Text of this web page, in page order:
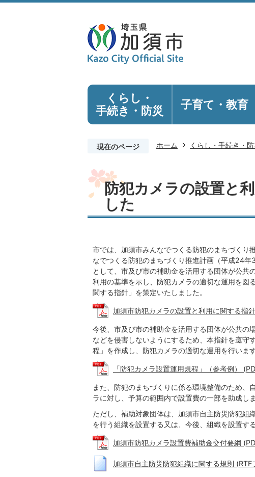
くらし・
手続き ・防災 子育て・教育
現在のページ ホーム くらし・手続き・防
防犯カメラの設置と
した
市では、加須市みんなでつくる防犯のまちづく
なでつくる防犯のまちづくり推進計画（平成24
として、市及び市の補助金を活用する団体が公
利用の基準を示し、防犯カメラの適切な運用を図
関する指針」を策定いたしました。
加須市防犯カメラの設置と利用に関する指
今後、市及び市の補助金を活用する団体が公共の
などを侵害しないようにするため、本指針を遵守
程」を作成し、防犯カメラの適切な運用を行います
「防犯カメラ設置運用規程」（参考例）
また、防犯のまちづくりに係る環境整備のため、
ラに対し、予算の範囲内で設置費の一部を助成しま
ただし、補助対象団体は、加須市自主防災防犯組
を行う組織を設置する又は、今後、組織を設置す
加須市防犯カメラ設置費補助金交付要綱
加須市自主防災防犯組織に関する規則